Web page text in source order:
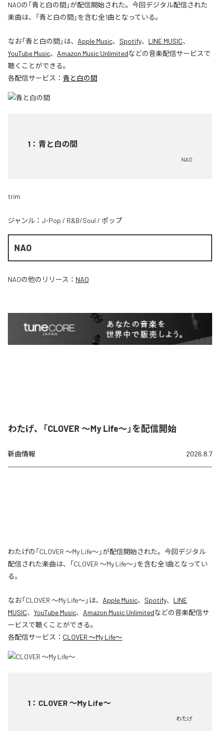
NAOの「青と白の間」が配信開始された。今回デジタル配信された
楽曲は、「青と白の間」を含む全1曲となっている。
なお「青と白の間」は、 Apple Music、 Spotify、 LINE MUSIC、
YouTube Music、 Amazon Music Unlimitedなどの音楽配信サービスで
聴くことができる。
各配信サービス： 青と白の間
1 ： 青と白の間
NAO
trim
ジャンル： J-Pop / R&B/Soul / ポップ
NAO
NAOの他のリリース： NAO
わたげ、「CLOVER ～My Life～」を配信開始
新曲情報 2026.8.7
わたげの「CLOVER ～My Life～」が配信開始された。今回デジタル
配信された楽曲は、「CLOVER ～My Life～」を含む全1曲となってい
る。
なお「CLOVER ～My Life～」は、 Apple Music、 Spotify、 LINE
MUSIC、 YouTube Music、 Amazon Music Unlimitedなどの音楽配信サ
ービスで聴くことができる。
各配信サービス： CLOVER ～My Life～
1 ： CLOVER ～My Life～
わたげ